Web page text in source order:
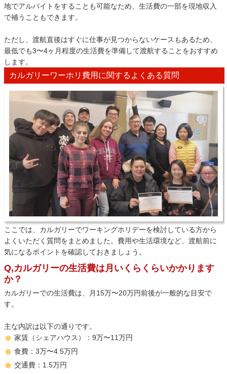
地でアルバイトをすることも可能なため、生活費の一部を現地収入
で補うこともできます。
ただし、渡航直後はすぐに仕事が見つからないケースもあるため、
最低でも3〜4ヶ月程度の生活費を準備して渡航することをおすすめ
します。
カルガリーワーホリ費用に関するよくある質問
ここでは、カルガリーでワーキングホリデーを検討している方から
よくいただく質問をまとめました。費用や生活環境など、渡航前に
気になるポイントを確認しておきましょう。
Q,カルガリーの生活費は月いくらくらいかかります
か？
カルガリーでの生活費は、月15万〜20万円前後が一般的な目安で
す。
主な内訳は以下の通りです。
家賃（シェアハウス）：9万〜11万円
食費：3万〜4.5万円
交通費：1.5万円